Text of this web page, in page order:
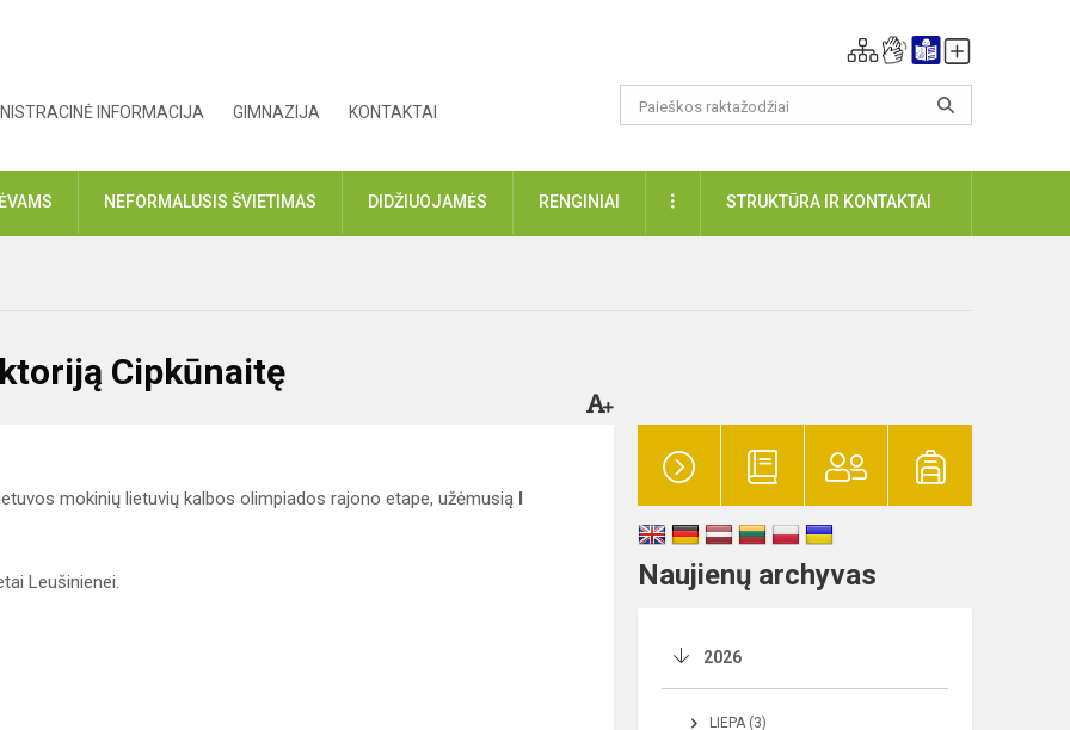
INFORMACIJA GIMNAZIJA KONTAKTAI
NEFORMALUSIS ŠVIETIMAS DIDŽIUOJAMĖS RENGINIAI DAUGIAUSTRUKTŪRA IR KONTAKTAI
Cipkūnaitę
mokinių lietuvių kalbos olimpiados rajono etape, užėmusią
Leušinienei. Naujienų archyvas
2026
LIEPA (3)